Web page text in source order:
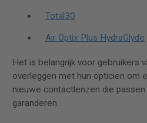
Total30
Air Optix Plus HydraGlyde
Het is belangrijk voor gebruikers
overleggen met hun opticien om
nieuwe contactlenzen die
garanderen.